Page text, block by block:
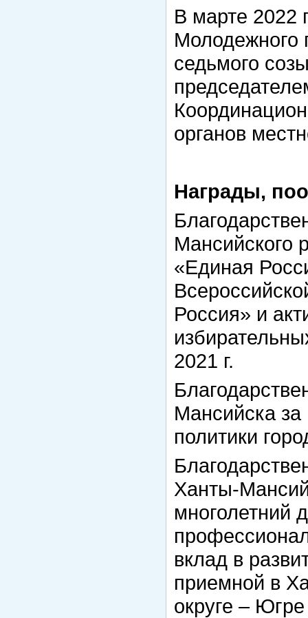
В марте 2022
седьмого
органов
Награды,
Мансийского
«Единая
Россия» и
2021 г.
Мансийска
политики
Ханты-
многолетний
вклад в
приемной в
округе – Югре